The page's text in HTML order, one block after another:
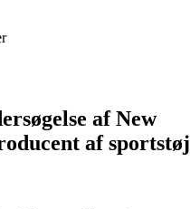
af New
af sportstøj